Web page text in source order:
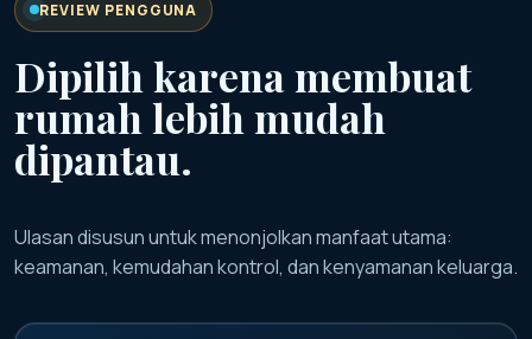
REVIEW PENGGUNA
Dipilih karena membuat
rumah lebih mudah
dipantau.
Ulasan disusun untuk menonjolkan manfaat utama:
keamanan, kemudahan kontrol, dan kenyamanan keluarga.